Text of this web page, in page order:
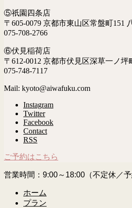
⑤祇園四条店
〒605-0079 京都市東山区常盤町151
075-708-2766
⑥伏見稲荷店
〒612-0012 京都市伏見区深草一ノ坪
075-748-7117
Mail: kyoto@aiwafuku.com
Instagram
Twitter
Facebook
Contact
RSS
ご予約はこちら
営業時間：9:00～18:00（不定休／予
ホーム
プラン